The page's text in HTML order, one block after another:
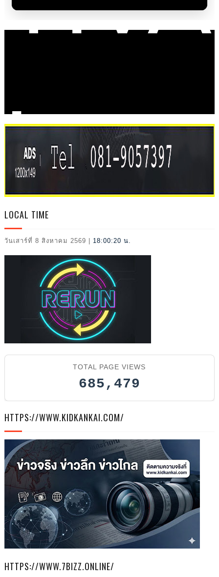
L
202
6
LOCAL TIME
วันเสาร์ที่ 8 สิงหาคม 2569 18:00:22 น.
TOTAL PAGE VIEWS
685,479
HTTPS://WWW.KIDKANKAI.COM/
HTTPS://WWW.7BIZZ.ONLINE/